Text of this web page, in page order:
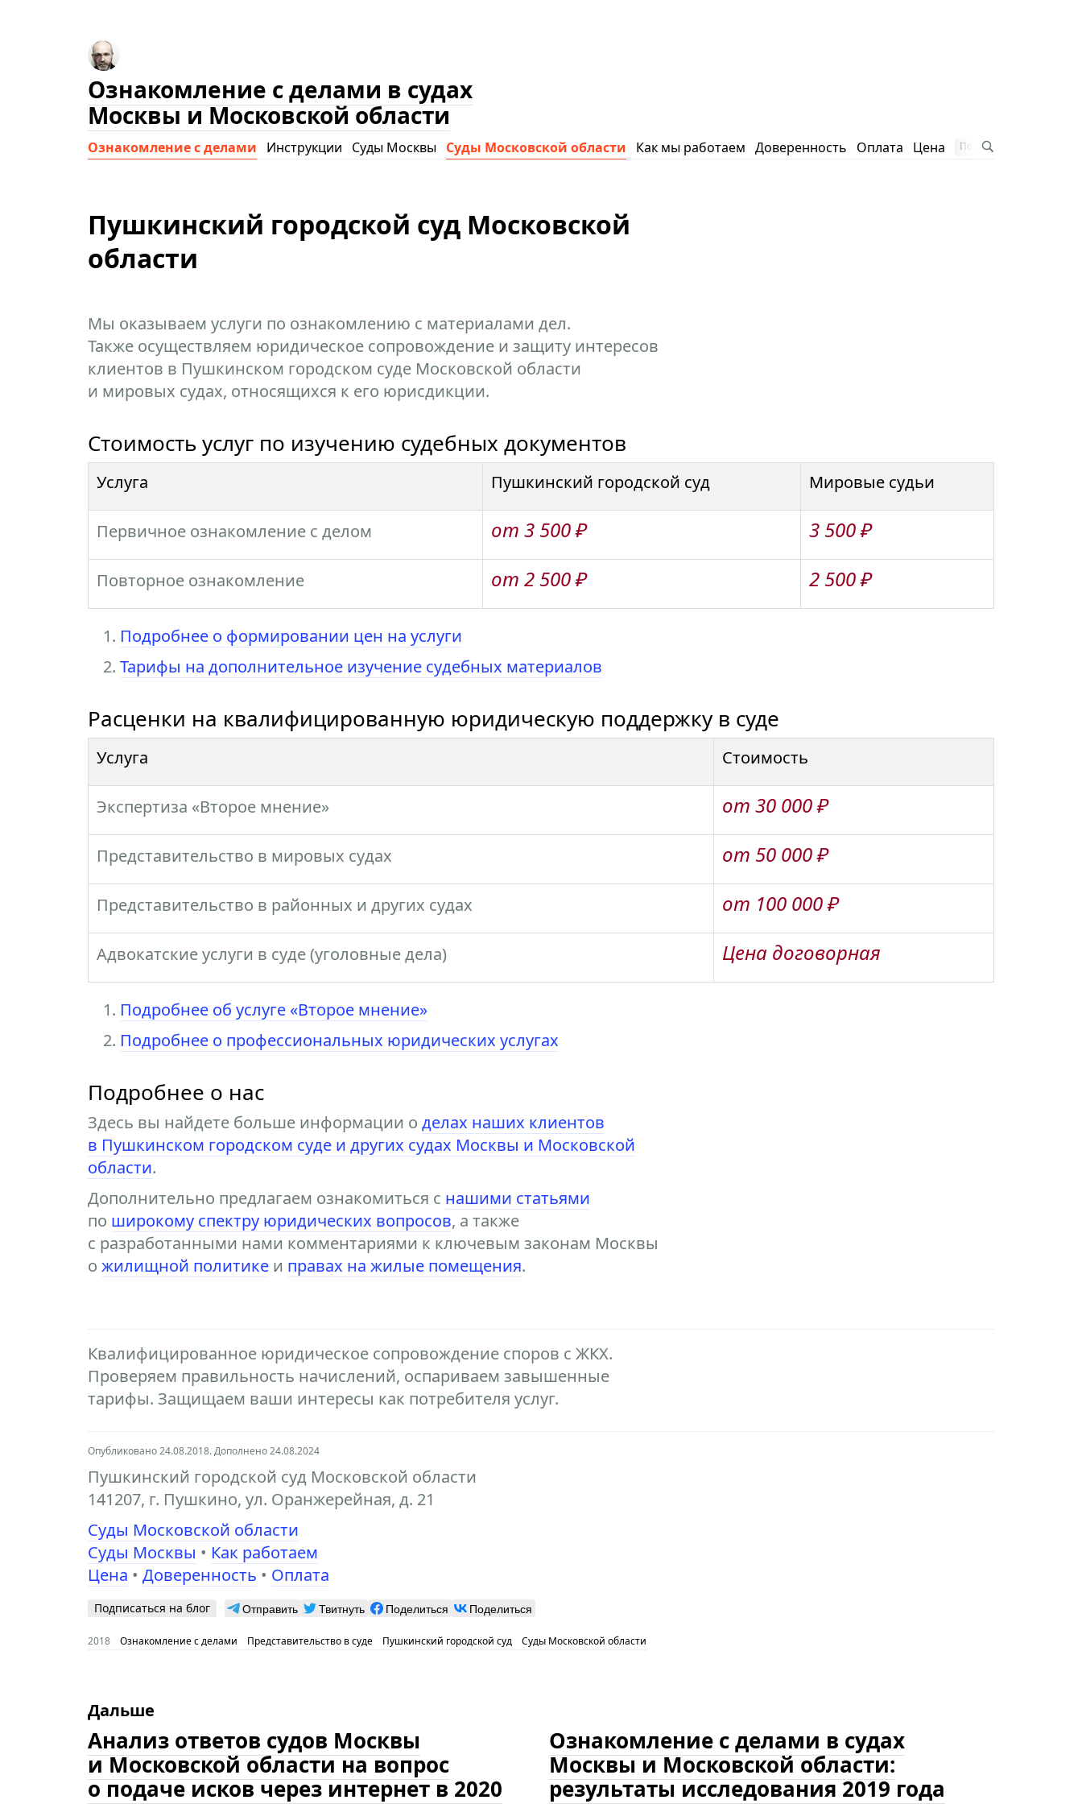
Ознакомление с делами в судах
Москвы и Московской области
Ознакомление с делами Инструкции Суды Москвы Суды Московской области Как мы работаем Доверенность Оплата Цена Подписаться на блог
Пушкинский городской суд Московской
области
Мы оказываем услуги по ознакомлению с материалами дел.
Также осуществляем юридическое сопровождение и защиту интересов
клиентов в Пушкинском городском суде Московской области
и мировых судах, относящихся к его юрисдикции.
Стоимость услуг по изучению судебных документов
Услуга Пушкинский городской суд Мировые судьи
Первичное ознакомление с делом от 3 500 ₽ 3 500 ₽
Повторное ознакомление от 2 500 ₽ 2 500 ₽
Подробнее о формировании цен на услуги
Тарифы на дополнительное изучение судебных материалов
Расценки на квалифицированную юридическую поддержку в суде
Услуга Стоимость
Экспертиза «Второе мнение» от 30 000 ₽
Представительство в мировых судах от 50 000 ₽
Представительство в районных и других судах от 100 000 ₽
Адвокатские услуги в суде (уголовные дела) Цена договорная
Подробнее об услуге «Второе мнение»
Подробнее о профессиональных юридических услугах
Подробнее о нас
Здесь вы найдете больше информации о делах наших клиентов
в Пушкинском городском суде и других судах Москвы и Московской
области.
Дополнительно предлагаем ознакомиться с нашими статьями
по широкому спектру юридических вопросов, а также
с разработанными нами комментариями к ключевым законам Москвы
о жилищной политикеи правах на жилые помещения.
Квалифицированное юридическое сопровождение споров с ЖКХ.
Проверяем правильность начислений, оспариваем завышенные
тарифы. Защищаем ваши интересы как потребителя услуг.
Опубликовано 24.08.2018. Дополнено 24.08.2024
Пушкинский городской суд Московской области
141207, г. Пушкино, ул. Оранжерейная, д. 21
Суды Московской области
Суды Москвы • Как работаем
Цена • Доверенность • Оплата
Подписаться на блог Отправить Твитнуть Поделиться Поделиться
2018 Ознакомление с делами Представительство в суде Пушкинский городской суд Суды Московской области
Дальше
Анализ ответов судов Москвы
и Московской области на вопрос
о подаче исков через интернет в 2020
Ознакомление с делами в судах
Москвы и Московской области:
результаты исследования 2019 года